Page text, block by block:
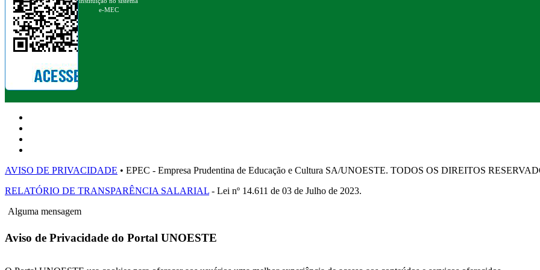
e-MEC
AVISO DE PRIVACIDADE • EPEC - Empresa Prudentina de Educação e Cultura SA/UNOESTE. TODOS OS DIREITOS
RELATÓRIO DE TRANSPARÊNCIA SALARIAL - Lei nº 14.611 de 03 de Julho de 2023.
Alguma mensagem
Aviso de Privacidade do Portal UNOESTE